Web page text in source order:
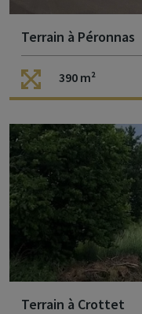
Terrain à Péronnas
390 m²
Terrain à Crottet